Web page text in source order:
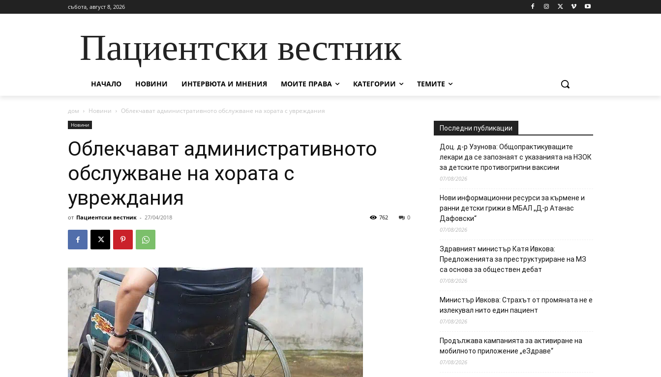
събота, август 8, 2026
Пациентски вестник
НАЧАЛО НОВИНИ ИНТЕРВЮТА И МНЕНИЯ МОИТЕ ПРАВА КАТЕГОРИИ ТЕМИТЕ
дом Новини Облекчават административното обслужване на хората с увреждания
Новини
Облекчават административното
обслужване на хората с
увреждания
от Пациентски вестник - 27/04/2018 0
762
Последни публикации
Доц. д-р Узунова: Общопрактикуващите
лекари да се запознаят с указанията на НЗОК
за детските противогрипни ваксини
07/08/2026
Нови информационни ресурси за кърмене и
ранни детски грижи в МБАЛ „Д-р Атанас
Дафовски“
07/08/2026
Здравният министър Катя Ивкова:
Предложенията за преструктуриране на МЗ
са основа за обществен дебат
07/08/2026
Министър Ивкова: Страхът от промяната не е
излекувал нито един пациент
07/08/2026
Продължава кампанията за активиране на
мобилното приложение „еЗдраве“
07/08/2026